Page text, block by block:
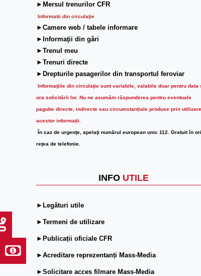
►Mersul trenurilor CFR
Informatii din circulaţie
►Camere web / tabele informare
►Informaţii din gări
►Trenul meu
►Trenuri directe
►Drepturile pasagerilor din transportul feroviar
Informaţiile din circulaţie sunt variabile, valabile doar pentru data
ora solicitării lor. Nu ne asumăm răspunderea pentru eventuale
pagube directe, indirecte sau circumstanțiale produse prin
acestor informații.
În caz de urgenţe, apelaţi numărul european unic 112. Gratuit în
reţea de telefonie.
INFO UTILE
►Legături utile
►Termeni de utilizare
►Publicații oficiale CFR
►Acreditare reprezentanți Mass-Media
►Solicitare acces filmare Mass-Media